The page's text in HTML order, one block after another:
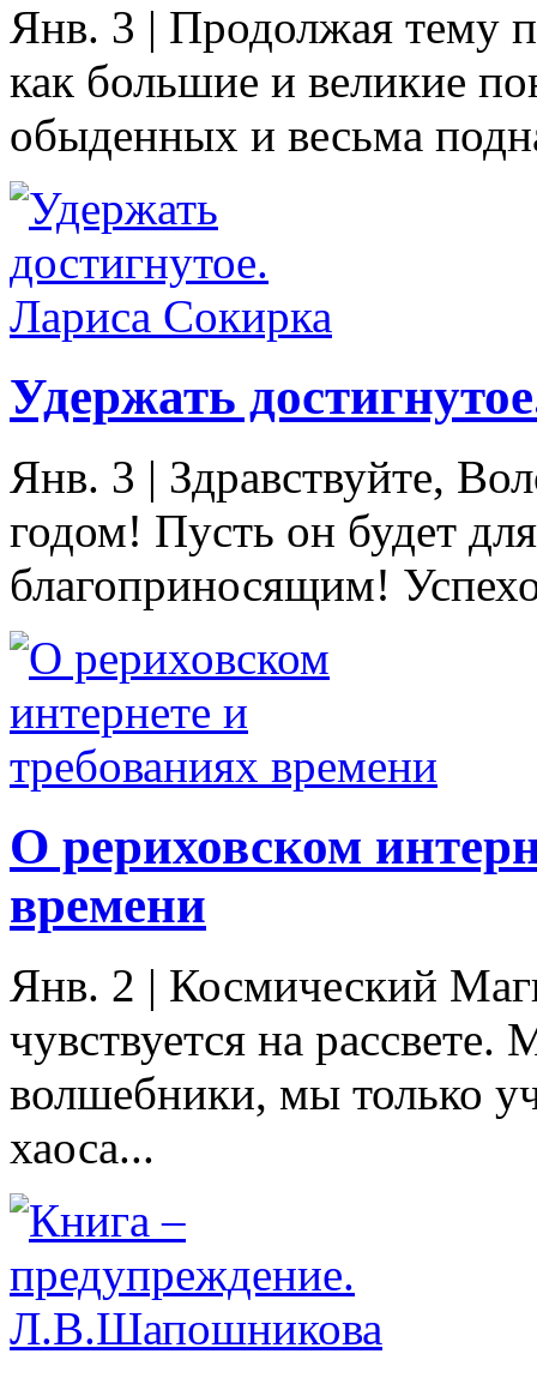
Янв. 3 | Продолжая тему
как большие и великие
обыденных и весьма
Удержать
Янв. 3 | Здравствуйте,
годом! Пусть он будет
благоприносящим!
О рериховском
времени
Янв. 2 | Космический
чувствуется на
волшебники, мы только
хаоса...